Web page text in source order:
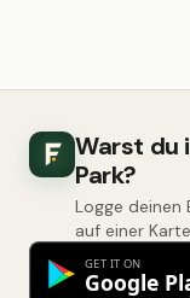
Warst du
Park?
Logge deinen
auf einer